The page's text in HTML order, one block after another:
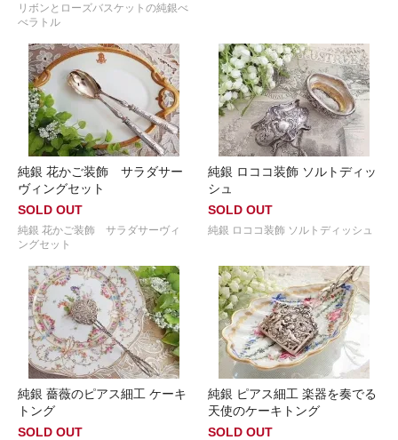
リボンとローズバスケットの純銀べ
べラトル
純銀 花かご装飾 サラダサー
ヴィングセット
SOLD OUT
純銀 花かご装飾 サラダサーヴィ
ングセット
純銀 ロココ装飾 ソルトディッ
シュ
SOLD OUT
純銀 ロココ装飾 ソルトディッシュ
純銀 薔薇のピアス細工 ケーキ
トング
SOLD OUT
純銀 ピアス細工 楽器を奏でる
天使のケーキトング
SOLD OUT